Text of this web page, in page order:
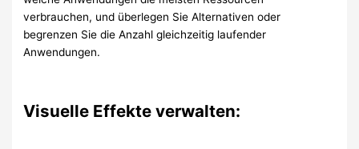
verbrauchen, und überlegen Sie Alternativen oder
begrenzen Sie die Anzahl gleichzeitig laufender
Anwendungen.
Visuelle Effekte verwalten: